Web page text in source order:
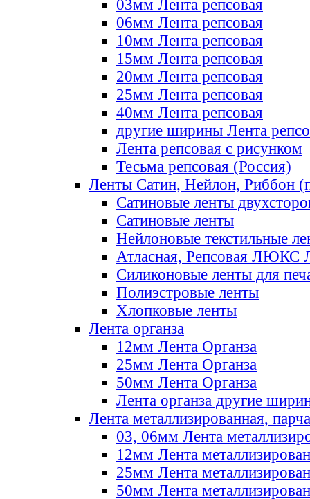
03мм Лента репсовая
06мм Лента репсовая
10мм Лента репсовая
15мм Лента репсовая
20мм Лента репсовая
25мм Лента репсовая
40мм Лента репсовая
другие ширины Лента
Лента репсовая с рисунком
Тесьма репсовая (Россия)
Ленты Сатин, Нейлон, Риббон
Сатиновые ленты
Сатиновые ленты
Нейлоновые текстильные
Атласная, Репсовая ЛЮКС
Силиконовые ленты для
Полиэстровые ленты
Хлопковые ленты
Лента органза
12мм Лента Органза
25мм Лента Органза
50мм Лента Органза
Лента органза другие
Лента металлизированная, парча
03, 06мм Лента
12мм Лента
25мм Лента
50мм Лента